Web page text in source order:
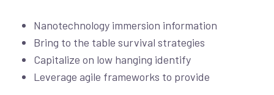
Nanotechnology immersion information
Bring to the table survival strategies
Capitalize on low hanging identify
Leverage agile frameworks to provide